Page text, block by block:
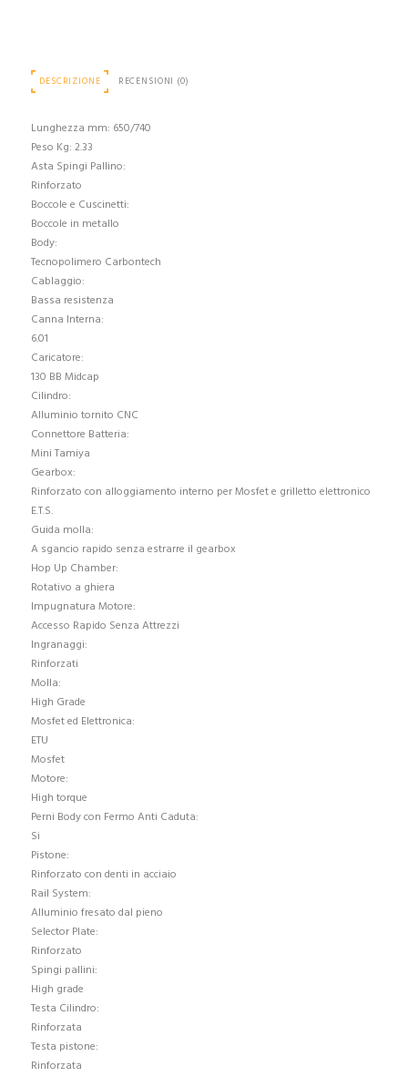
DESCRIZIONE RECENSIONI (0)
Lunghezza mm: 650/740
Peso Kg: 2.33
Asta Spingi Pallino:
Rinforzato
Boccole e Cuscinetti:
Boccole in metallo
Body:
Tecnopolimero Carbontech
Cablaggio:
Bassa resistenza
Canna Interna:
6.01
Caricatore:
130 BB Midcap
Cilindro:
Alluminio tornito CNC
Connettore Batteria:
Mini Tamiya
Gearbox:
Rinforzato con alloggiamento interno per Mosfet e grilletto elettronico
E.T.S.
Guida molla:
A sgancio rapido senza estrarre il gearbox
Hop Up Chamber:
Rotativo a ghiera
Impugnatura Motore:
Accesso Rapido Senza Attrezzi
Ingranaggi:
Rinforzati
Molla:
High Grade
Mosfet ed Elettronica:
ETU
Mosfet
Motore:
High torque
Perni Body con Fermo Anti Caduta:
Si
Pistone:
Rinforzato con denti in acciaio
Rail System:
Alluminio fresato dal pieno
Selector Plate:
Rinforzato
Spingi pallini:
High grade
Testa Cilindro:
Rinforzata
Testa pistone:
Rinforzata